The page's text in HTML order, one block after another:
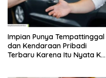
Impian Punya Tempattinggal
dan Kendaraan Pribadi
Terbaru Karena Itu Nyata Ke